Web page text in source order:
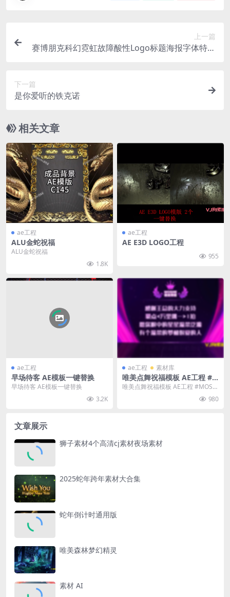
上一篇
赛博朋克科幻霓虹故障酸性Logo标题海报字体特效
下一篇
是你爱听的铁克诺
相关文章
ae工程
ALU金蛇祝福
ALU金蛇祝福
1.8K
ae工程
AE E3D LOGO工程
955
ae工程
早场待客 AE模板一键替换
早场待客 AE模板一键替换
3.2K
ae工程 素材库
唯美点舞祝福模板 AE工程 #M
OSHE视觉频道NO.71 无需插
唯美点舞祝福模板 AE工程 #MOSH
980
文章展示
狮子素材4个高清cj素材夜场素材
2025蛇年跨年素材大合集
蛇年倒计时通用版
唯美森林梦幻精灵
素材 AI